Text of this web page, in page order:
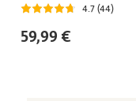
4.7 (44)
59,99 €